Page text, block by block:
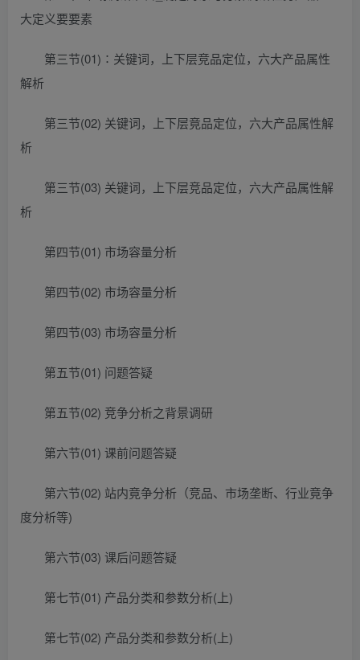
大定义要要素
第三节(01)∶关键词，上下层竞品定位，六大产品属性
解析
第三节(02) 关键词，上下层竟品定位，六大产品属性解
析
第三节(03) 关键词，上下层竞品定位，六大产品属性解
析
第四节(01) 市场容量分析
第四节(02) 市场容量分析
第四节(03) 市场容量分析
第五节(01) 问题答疑
第五节(02) 竞争分析之背景调研
第六节(01) 课前问题答疑
第六节(02) 站内竟争分析（竞品、市场垄断、行业竟争
度分析等)
第六节(03) 课后问题答疑
第七节(01) 产品分类和参数分析(上)
第七节(02) 产品分类和参数分析(上)